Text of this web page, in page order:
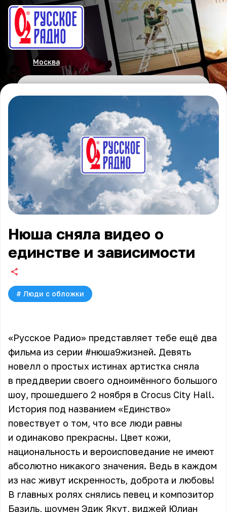
Москва
Нюша сняла видео о
единстве и зависимости
# Люди с обложки
«Русское Радио» представляет тебе ещё два
фильма из серии #нюша9жизней. Девять
новелл о простых истинах артистка сняла
в преддверии своего одноимённого большого
шоу, прошедшего 2 ноября в Crocus City Hall.
История под названием «Единство»
повествует о том, что все люди равны
и одинаково прекрасны. Цвет кожи,
национальность и вероисповедание не имеют
абсолютно никакого значения. Ведь в каждом
из нас живут искренность, доброта и любовь!
В главных ролях снялись певец и композитор
Базиль, шоумен Эдик Якут, виджей Юлиан